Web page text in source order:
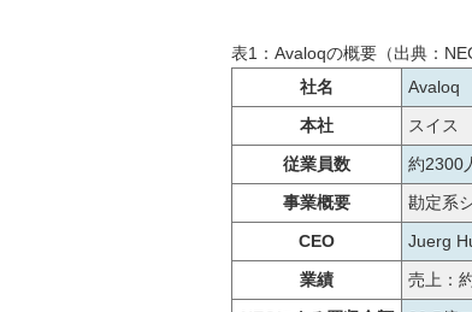
表1：Avaloqの概要（出典：
社名
Avaloq
本社
スイス
従業員数
約2300
事業概要
勘定系
CEO
Juerg
業績
売上：